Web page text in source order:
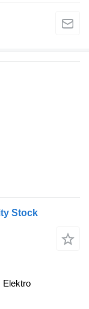
Stock
Elektro